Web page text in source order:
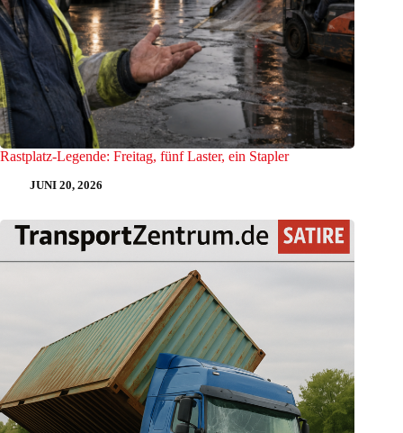
Rastplatz-Legende: Freitag, fünf Laster, ein Stapler
JUNI 20, 2026